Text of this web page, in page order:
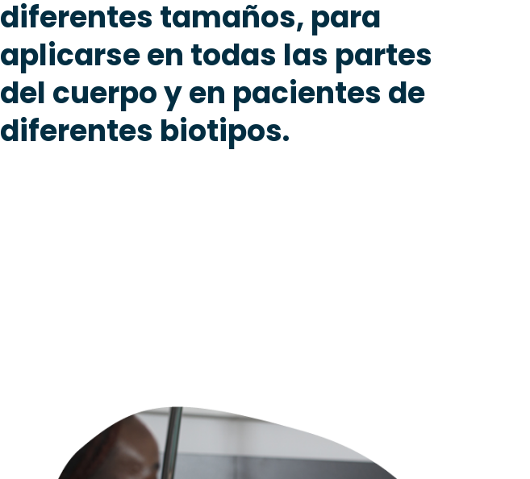
diferentes tamaños, para
aplicarse en todas las partes
del cuerpo y en pacientes de
diferentes biotipos.